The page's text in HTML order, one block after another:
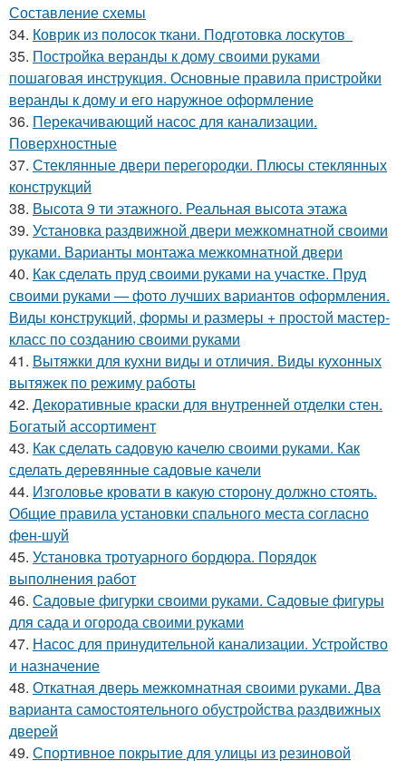
Составление схемы
34. Коврик из полосок ткани. Подготовка лоскутов
35. Постройка веранды к дому своими руками
пошаговая инструкция. Основные правила пристройки
веранды к дому и его наружное оформление
36. Перекачивающий насос для канализации.
Поверхностные
37. Стеклянные двери перегородки. Плюсы стеклянных
конструкций
38. Высота 9 ти этажного. Реальная высота этажа
39. Установка раздвижной двери межкомнатной своими
руками. Варианты монтажа межкомнатной двери
40. Как сделать пруд своими руками на участке. Пруд
своими руками — фото лучших вариантов оформления.
Виды конструкций, формы и размеры + простой мастер-
класс по созданию своими руками
41. Вытяжки для кухни виды и отличия. Виды кухонных
вытяжек по режиму работы
42. Декоративные краски для внутренней отделки стен.
Богатый ассортимент
43. Как сделать садовую качелю своими руками. Как
сделать деревянные садовые качели
44. Изголовье кровати в какую сторону должно стоять.
Общие правила установки спального места согласно
фен-шуй
45. Установка тротуарного бордюра. Порядок
выполнения работ
46. Садовые фигурки своими руками. Садовые фигуры
для сада и огорода своими руками
47. Насос для принудительной канализации. Устройство
и назначение
48. Откатная дверь межкомнатная своими руками. Два
варианта самостоятельного обустройства раздвижных
дверей
49. Спортивное покрытие для улицы из резиновой